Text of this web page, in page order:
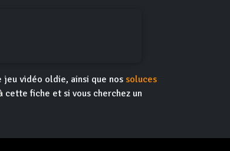
jeu vidéo oldie, ainsi que nos soluces
cette fiche et si vous cherchez un